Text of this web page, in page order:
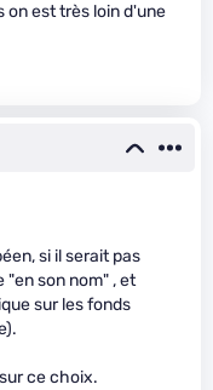
on est très loin d'une
si il serait pas
"en son nom" , et
sur les fonds
ce choix.